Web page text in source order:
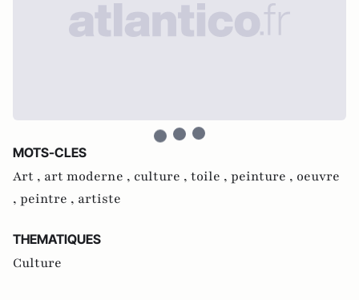
MOTS-CLES
Art , art moderne , culture , toile , peinture , oeuvre
, peintre , artiste
THEMATIQUES
Culture